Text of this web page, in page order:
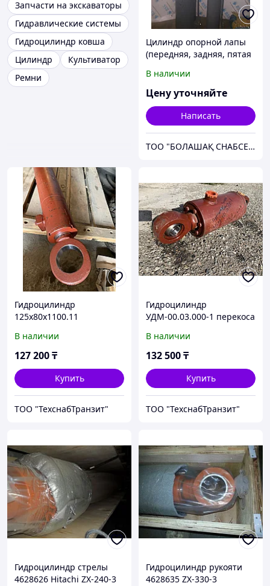
Запчасти на экскаваторы
Гидравлические системы
Гидроцилиндр ковша
Цилиндр
Культиватор
Ремни
Цилиндр опорной лапы
(передняя, задняя, пятая
QY25K
В наличии
Цену уточняйте
Написать
ТОО "БОЛАШАҚ СНАБСЕРВИС"
Гидроцилиндр
125х80х1100.11
В наличии
127 200₸
Купить
ТОО "ТехснабТранзит"
Гидроцилиндр
УДМ-00.03.000-1 перекоса
В наличии
132 500₸
Купить
ТОО "ТехснабТранзит"
Гидроцилиндр стрелы
4628626 Hitachi ZX-240-3
Гидроцилиндр рукояти
4628635 ZX-330-3